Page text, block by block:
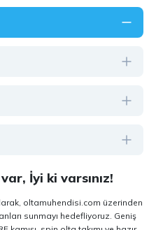
İyi ki varsınız!
oltamuhendisi.com üzerinden
sunmayı hedefliyoruz. Geniş